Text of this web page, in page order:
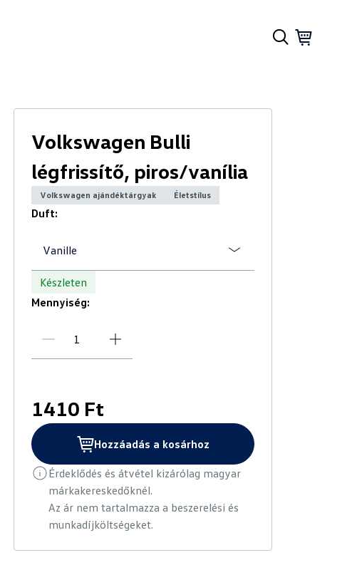
Volkswagen Bulli
légfrissítő, piros/vanília
Volkswagen ajándéktárgyak Életstílus
Duft:
Vanille
Készleten
Mennyiség:
1410 Ft
Hozzáadás a kosárhoz
Érdeklődés és átvétel kizárólag magyar
márkakereskedőknél.
Az ár nem tartalmazza a beszerelési és
munkadíjköltségeket.